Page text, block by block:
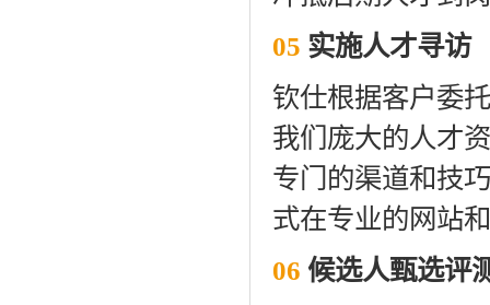
05 实施人才寻访
钦仕根据客户委
我们庞大的人才
专门的渠道和技
式在专业的网站
06 候选人甄选评